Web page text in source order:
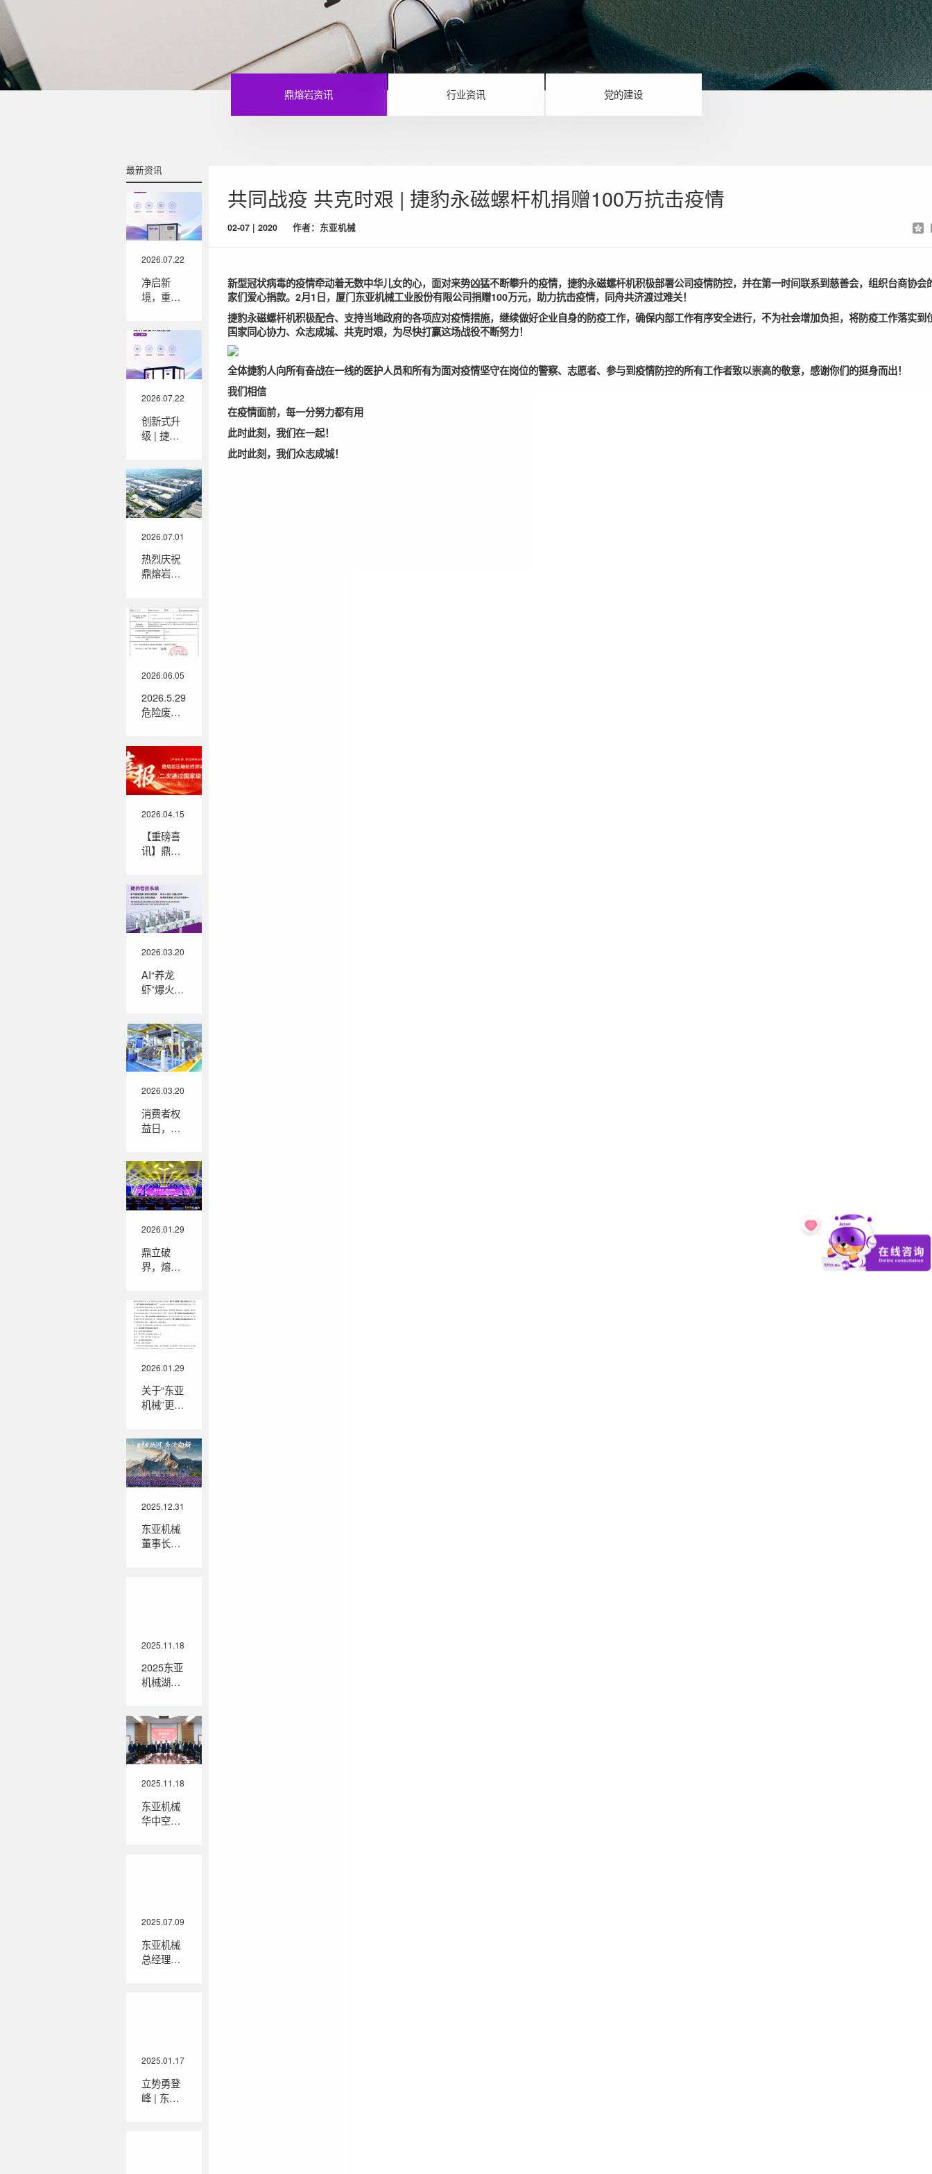
鼎熔岩资讯 行业资讯 党的建设
最新资讯
2026.07.22
净启新
境，重塑
2026年战
略新品
“LS双桶
系列”全新
上市
2026.07.22
创新式升
级 | 捷豹
级压缩系
列
2026.07.01
热烈庆祝
鼎熔岩捷
首批整机
顺利下线
2026.06.05
2026.5.29
危险废物
2026.04.15
【重磅喜
讯】鼎熔
室二次通
过国家级
评定！
2026.03.20
AI“养龙
虾”爆火！
级空压机
站，赋能
工业制造
智能化升
级
2026.03.20
消费者权
益日，带
空压机是
怎么做
2026.01.29
鼎立破
界，熔铸
2026年销
售会议圆
满落幕！
2026.01.29
关于“东亚
机械”更名
变更说明
2025.12.31
东亚机械
董事长韩
2025.11.18
2025东亚
机械湖北
2025.11.18
东亚机械
华中空压
2025.07.09
东亚机械
总经理韩
2025.01.17
立势勇登
峰 | 东亚
共同战疫 共克时艰 | 捷豹永磁螺杆机捐赠100万抗击疫情
02-07 | 2020 作者：东亚机械
新型冠状病毒的疫情牵动着无数中华儿女的心，面对来势凶猛不断攀升的疫情，捷豹永磁螺杆机积极部署公司疫情防控，并在第一时间联系到慈善会，组织台商协会
家们爱心捐款。2月1日，厦门东亚机械工业股份有限公司捐赠100万元，助力抗击疫情，同舟共济渡过难关！
捷豹永磁螺杆机积极配合、支持当地政府的各项应对疫情措施，继续做好企业自身的防疫工作，确保内部工作有序安全进行，不为社会增加负担，将防疫工作落实到
国家同心协力、众志成城、共克时艰，为尽快打赢这场战役不断努力！
全体捷豹人向所有奋战在一线的医护人员和所有为面对疫情坚守在岗位的警察、志愿者、参与到疫情防控的所有工作者致以崇高的敬意，感谢你们的挺身而出！
我们相信
在疫情面前，每一分努力都有用
此时此刻，我们在一起！
此时此刻，我们众志成城！